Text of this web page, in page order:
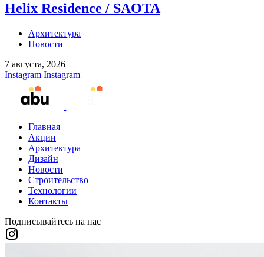
Helix Residence / SAOTA
Архитектура
Новости
7 августа, 2026
Instagram Instagram
Главная
Акции
Архитектура
Дизайн
Новости
Строительство
Технологии
Контакты
Подписывайтесь на нас